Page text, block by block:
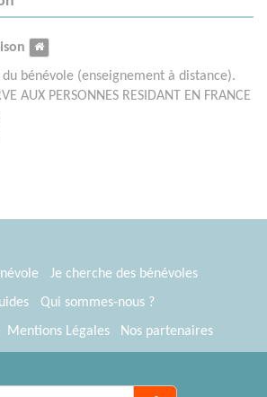
bénévole (enseignement à distance).
AUX PERSONNES RESIDANT EN FRANCE
Je cherche des bénévoles
Qui sommes-nous ?
Mentions Légales
Nos partenaires
2012-2026
Webkast